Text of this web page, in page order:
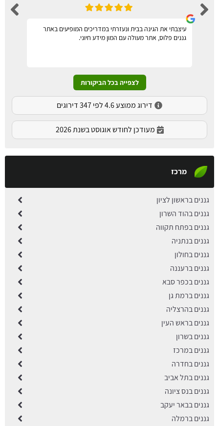
עיצבתי את הגינה בבית ונעזרתי במדריכים המופיעים באתר
גננים פלוס, אתר מעולה עם המון מידע חיוני.
לצפייה בכל הביקורות
דירוג ממוצע 4.6 לפי 347 דירוגים
מעודכן לחודש אוגוסט בשנת 2026
מרכז
גננים בראשון לציון
גננים בהוד השרון
גננים בפתח תקווה
גננים בנתניה
גננים בחולון
גננים ברעננה
גננים בכפר סבא
גננים ברמת גן
גננים בהרצליה
גננים בראש העין
גננים בשרון
גננים במרכז
גננים בחדרה
גננים בתל אביב
גננים בנס ציונה
גננים בבאר יעקב
גננים ברמלה